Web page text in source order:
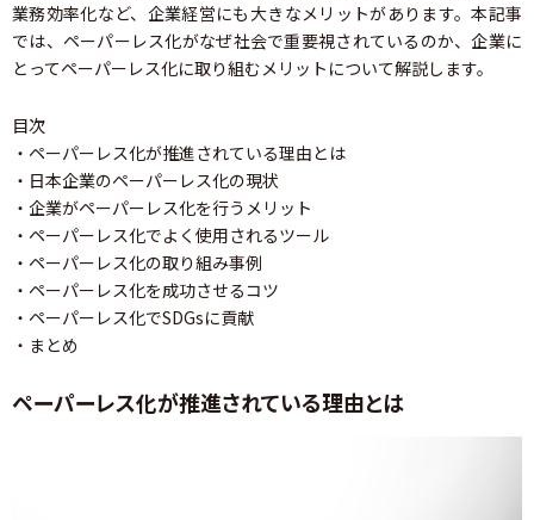
業務効率化など、企業経営にも大きなメリットがあります。本記事
では、ペーパーレス化がなぜ社会で重要視されているのか、企業に
とってペーパーレス化に取り組むメリットについて解説します。
目次
・ペーパーレス化が推進されている理由とは
・日本企業のペーパーレス化の現状
・企業がペーパーレス化を行うメリット
・ペーパーレス化でよく使用されるツール
・ペーパーレス化の取り組み事例
・ペーパーレス化を成功させるコツ
・ペーパーレス化でSDGsに貢献
・まとめ
ペーパーレス化が推進されている理由とは